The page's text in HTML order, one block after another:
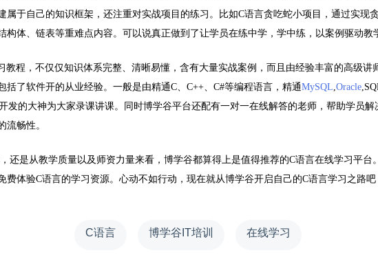
属于自己的知识框架，还注重对实战项目的练习。比如C语言贪吃蛇小项目，通过实现
构体、链表等重难点内容。可以说真正做到了让学员在练中学，学中练，以案例驱动教
教程，不仅仅知识体系完整、清晰易懂，含有大量实战案例，而且由经验丰富的高级讲
括了软件开的从业经验。一般是由精通C、 C++、 C#等编程语言，精通MySQL,Oracle
发的大神为大家录课讲课。同时博学谷平台还配有一对一在线解答的老师，帮助学员
流畅性。
还是从教学质量以及师资力量来看，博学谷都算得上是值得推荐的C语言在线学习平台
费体验C语言的学习资源。心动不如行动，现在就从博学谷开启自己的C语言学习之路吧
C语言 博学谷IT培训 在线学习